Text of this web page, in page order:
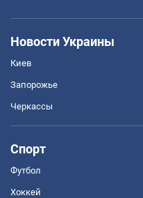
Новости Украины
Киев
Запорожье
Черкассы
Спорт
Футбол
Хоккей